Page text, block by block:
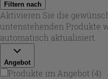
Filtern nach
Aktivieren Sie die
untenstehenden Produkte
automatisch aktualisiert.
Angebot
Produkte im Angebot (4)